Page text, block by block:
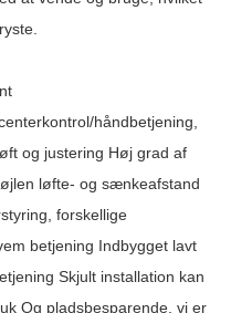
håndbetjening,
og justering Høj grad af
løfte- og sænkeafstand
forskellige
betjening Indbygget lavt
Skjult installation kan
Og pladsbesparende, vi er